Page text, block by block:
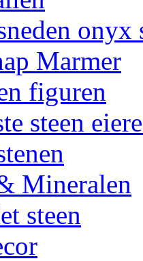
onyx
Marmer
figuren
steen
Mineralen
steen